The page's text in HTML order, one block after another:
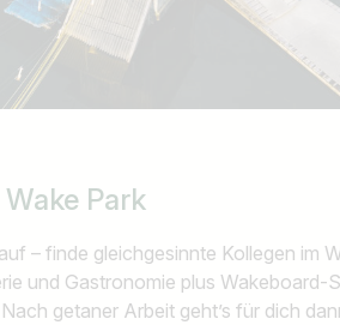
Park
– finde gleichgesinnte Kollegen im
und Gastronomie plus Wakeboard-
getaner Arbeit geht’s für dich